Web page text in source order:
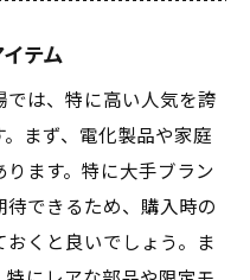
テム
は、特に高い人気を誇
まず、電化製品や家庭
ます。特に大手ブラン
待できるため、購入時の
くと良いでしょう。ま